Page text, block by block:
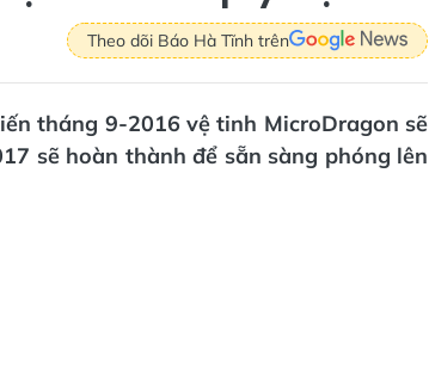
Theo dõi Báo Hà Tĩnh trên
tháng 9-2016 vệ tinh MicroDragon sẽ
sẽ hoàn thành để sẵn sàng phóng lên